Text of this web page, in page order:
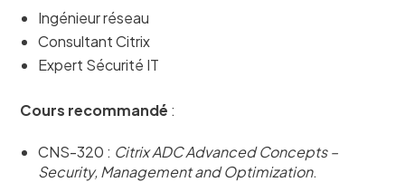
Ingénieur réseau
Consultant Citrix
Expert Sécurité IT
Cours recommandé :
CNS-320 : Citrix ADC Advanced Concepts –
Security, Management and Optimization.